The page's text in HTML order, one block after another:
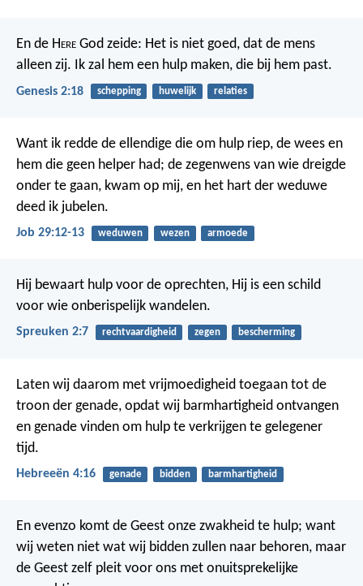
En de Here God zeide: Het is niet goed, dat de mens
alleen zij. Ik zal hem een hulp maken, die bij hem past.
Genesis 2:18 schepping huwelijk relaties
Want ik redde de ellendige die om hulp riep, de wees en
hem die geen helper had; de zegenwens van wie dreigde
onder te gaan, kwam op mij, en het hart der weduwe
deed ik jubelen.
Job 29:12-13 weduwen wezen armoede
Hij bewaart hulp voor de oprechten, Hij is een schild
voor wie onberispelijk wandelen.
Spreuken 2:7 rechtvaardigheid zegen bescherming
Laten wij daarom met vrijmoedigheid toegaan tot de
troon der genade, opdat wij barmhartigheid ontvangen
en genade vinden om hulp te verkrijgen te gelegener
tijd.
Hebreeën 4:16 genade bidden barmhartigheid
En evenzo komt de Geest onze zwakheid te hulp; want
wij weten niet wat wij bidden zullen naar behoren, maar
de Geest zelf pleit voor ons met onuitsprekelijke